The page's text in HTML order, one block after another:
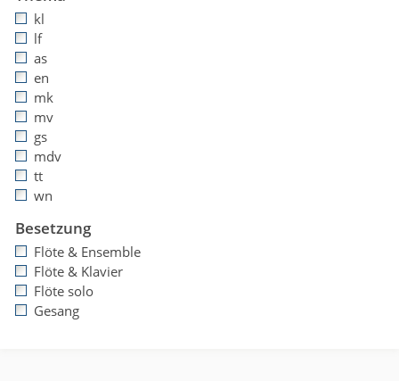
kl
lf
as
en
mk
mv
gs
mdv
tt
wn
Besetzung
Flöte & Ensemble
Flöte & Klavier
Flöte solo
Gesang